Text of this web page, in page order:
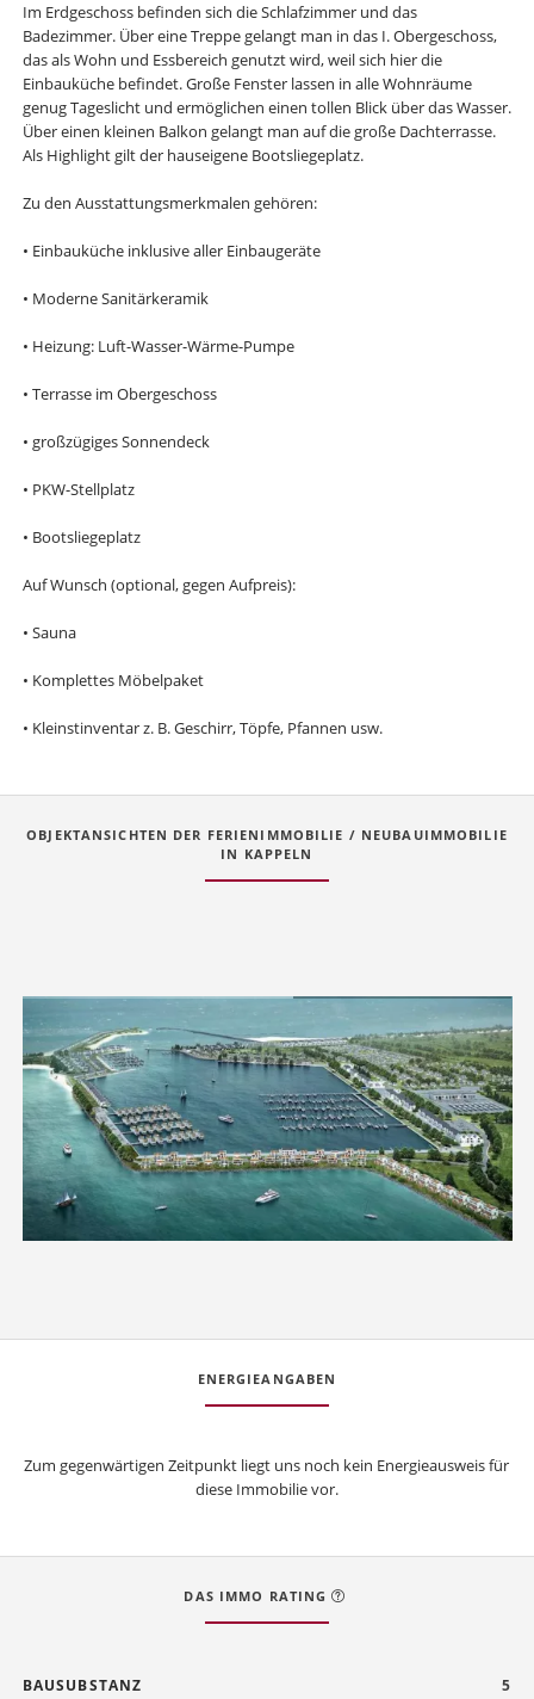
Im Erdgeschoss befinden sich die Schlafzimmer und das
Badezimmer. Über eine Treppe gelangt man in das I. Obergeschoss,
das als Wohn und Essbereich genutzt wird, weil sich hier die
Einbauküche befindet. Große Fenster lassen in alle Wohnräume
genug Tageslicht und ermöglichen einen tollen Blick über das Wasser.
Über einen kleinen Balkon gelangt man auf die große Dachterrasse.
Als Highlight gilt der hauseigene Bootsliegeplatz.
Zu den Ausstattungsmerkmalen gehören:
• Einbauküche inklusive aller Einbaugeräte
• Moderne Sanitärkeramik
• Heizung: Luft-Wasser-Wärme-Pumpe
• Terrasse im Obergeschoss
• großzügiges Sonnendeck
• PKW-Stellplatz
• Bootsliegeplatz
Auf Wunsch (optional, gegen Aufpreis):
• Sauna
• Komplettes Möbelpaket
• Kleinstinventar z. B. Geschirr, Töpfe, Pfannen usw.
OBJEKTANSICHTEN DER FERIENIMMOBILIE / NEUBAUIMMOBILIE
IN KAPPELN
ENERGIEANGABEN
Zum gegenwärtigen Zeitpunkt liegt uns noch kein Energieausweis für
diese Immobilie vor.
DAS IMMO RATING
BAUSUBSTANZ 5